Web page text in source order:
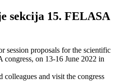
sekcija 15. FELASA
session proposals for the scientific
on 13-16 June 2022 in
colleagues and visit the congress